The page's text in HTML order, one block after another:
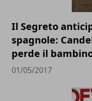
Il Segreto
spagnole:
perde il
01/05/2017